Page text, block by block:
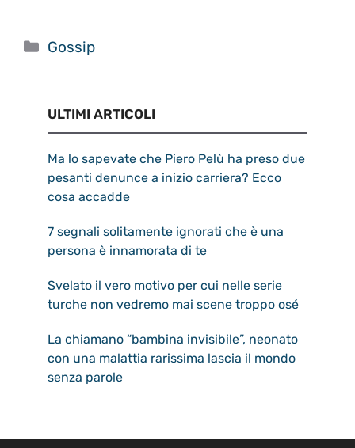
Categorie
Gossip
ULTIMI ARTICOLI
Ma lo sapevate che Piero Pelù ha preso due
pesanti denunce a inizio carriera? Ecco
cosa accadde
7 segnali solitamente ignorati che è una
persona è innamorata di te
Svelato il vero motivo per cui nelle serie
turche non vedremo mai scene troppo osé
La chiamano “bambina invisibile”, neonato
con una malattia rarissima lascia il mondo
senza parole